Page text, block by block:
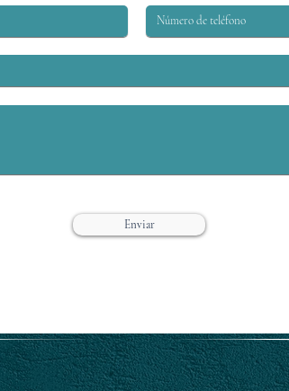
CDC A LAS DIRECTRICES
SOBRE OPIOIDES IMPACTE
LA COMPENSACIÓ
Enviar